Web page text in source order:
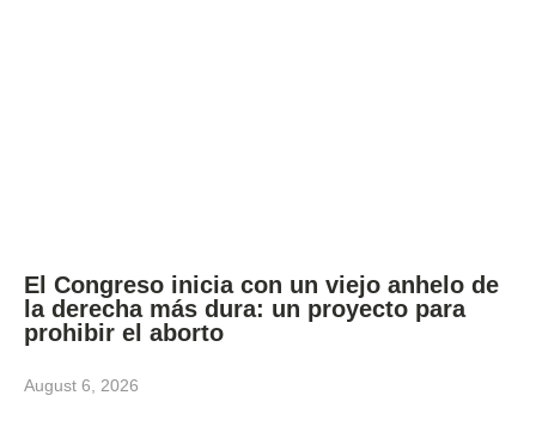
El Congreso inicia con un viejo anhelo de
la derecha más dura: un proyecto para
prohibir el aborto
August 6, 2026